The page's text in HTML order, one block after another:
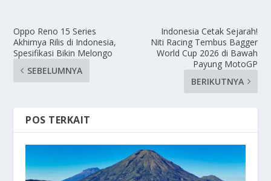
Oppo Reno 15 Series
Akhirnya Rilis di Indonesia,
Spesifikasi Bikin Melongo
SEBELUMNYA
Indonesia Cetak Sejarah!
Niti Racing Tembus Bagger
World Cup 2026 di Bawah
Payung MotoGP
BERIKUTNYA
POS TERKAIT